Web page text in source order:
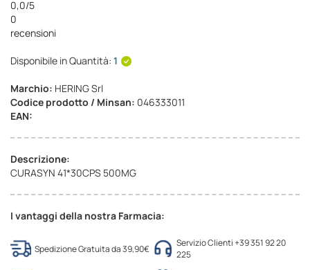
0,0/5
0
recensioni
Disponibile in Quantità: 1
Marchio: HERING Srl
Codice prodotto / Minsan: 046333011
EAN:
Descrizione:
CURASYN 41*30CPS 500MG
I vantaggi della nostra Farmacia:
Spedizione Gratuita da 39,90€
Servizio Clienti +39 351 92 20
225